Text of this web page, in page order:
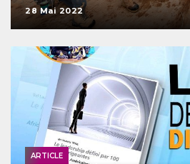
28 Mai 2022
ARTICLE